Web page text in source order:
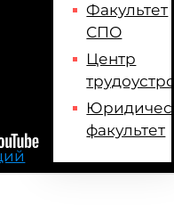
Факультет
СПО
Центр
факультет